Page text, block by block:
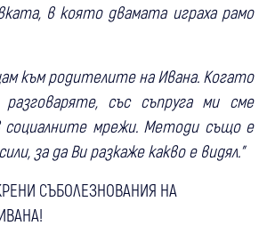
в която двамата играха рамо
към родителите на Ивана. Когато
със съпруга ми сме
социалните мрежи. Методи също е
за да Ви разкаже какво е видял."
СЪБОЛЕЗНОВАНИЯ НА